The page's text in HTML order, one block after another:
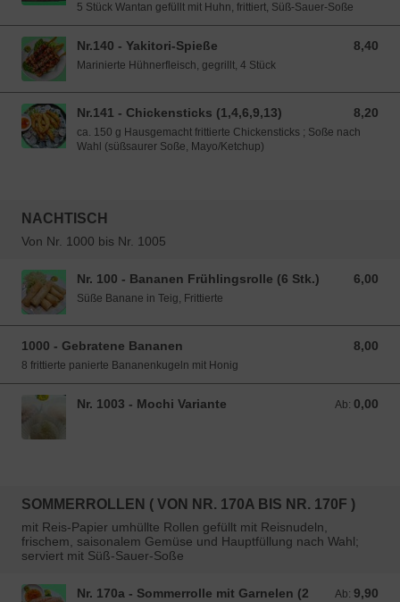
5 Stück Wantan gefüllt mit Huhn, frittiert, Süß-Sauer-Soße
Nr.140 - Yakitori-Spieße 8,40
8,40 EUR
Marinierte Hühnerfleisch, gegrillt, 4 Stück
Nr.141 - Chickensticks (1,4,6,9,13) 8,20
8,20 EUR
ca. 150 g Hausgemacht frittierte Chickensticks ; Soße nach
Wahl (süßsaurer Soße, Mayo/Ketchup)
NACHTISCH
Von Nr. 1000 bis Nr. 1005
Nr. 100 - Bananen Frühlingsrolle (6 Stk.) 6,00
6,00 EUR
Süße Banane in Teig, Frittierte
1000 - Gebratene Bananen 8,00
8,00 EUR
8 frittierte panierte Bananenkugeln mit Honig
Nr. 1003 - Mochi Variante Ab: 0,00
Ab: 0,00 EUR
SOMMERROLLEN ( VON NR. 170A BIS NR. 170F )
mit Reis-Papier umhüllte Rollen gefüllt mit Reisnudeln,
frischem, saisonalem Gemüse und Hauptfüllung nach Wahl;
serviert mit Süß-Sauer-Soße
Nr. 170a - Sommerrolle mit Garnelen (2
Ab: 9,90
Ab: 9,90 EUR